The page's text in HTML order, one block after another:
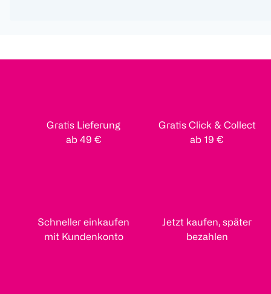
Gratis Lieferung
ab 49 €
Gratis Click & Collect
ab 19 €
Schneller einkaufen
mit Kundenkonto
Jetzt kaufen, später
bezahlen